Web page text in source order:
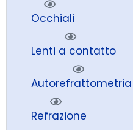
Occhiali
Lenti a contatto
Autorefrattometria
Refrazione